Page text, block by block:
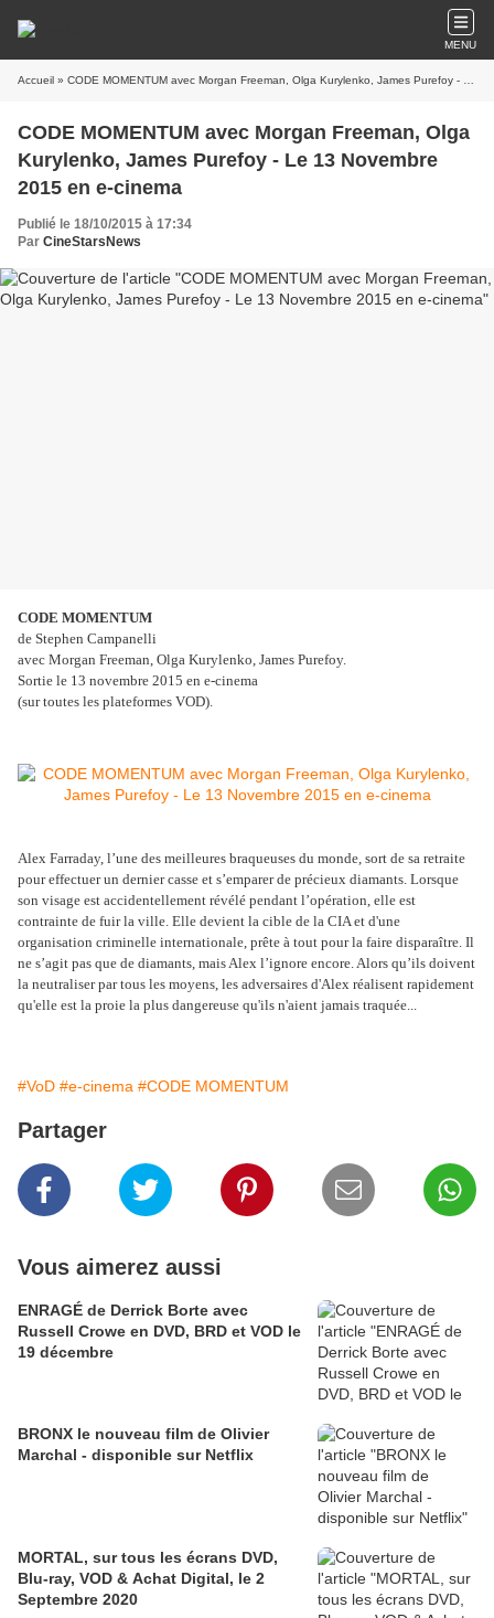
MENU
Accueil » CODE MOMENTUM avec Morgan Freeman, Olga Kurylenko, James Purefoy - Le 13 Novembre 2015 en e-cinema
CODE MOMENTUM avec Morgan Freeman, Olga
Kurylenko, James Purefoy - Le 13 Novembre
2015 en e-cinema
Publié le 18/10/2015 à 17:34
Par CineStarsNews
CODE MOMENTUM
de Stephen Campanelli
avec Morgan Freeman, Olga Kurylenko, James Purefoy.
Sortie le 13 novembre 2015 en e-cinema
(sur toutes les plateformes VOD).
Alex Farraday, l’une des meilleures braqueuses du monde, sort de sa retraite
pour effectuer un dernier casse et s’emparer de précieux diamants. Lorsque
son visage est accidentellement révélé pendant l’opération, elle est
contrainte de fuir la ville. Elle devient la cible de la CIA et d'une
organisation criminelle internationale, prête à tout pour la faire disparaître. Il
ne s’agit pas que de diamants, mais Alex l’ignore encore. Alors qu’ils doivent
la neutraliser par tous les moyens, les adversaires d'Alex réalisent rapidement
qu'elle est la proie la plus dangereuse qu'ils n'aient jamais traquée...
#VoD #e-cinema #CODE MOMENTUM
Partager
Vous aimerez aussi
ENRAGÉ de Derrick Borte avec
Russell Crowe en DVD, BRD et VOD le
19 décembre
BRONX le nouveau film de Olivier
Marchal - disponible sur Netflix
MORTAL, sur tous les écrans DVD,
Blu-ray, VOD & Achat Digital, le 2
Septembre 2020